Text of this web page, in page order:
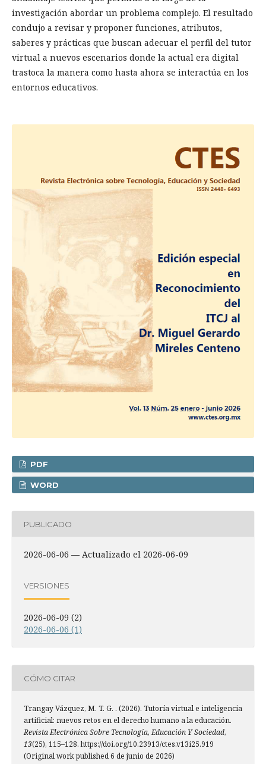
investigación abordar un problema complejo. El resultado
condujo a revisar y proponer funciones, atributos,
saberes y prácticas que buscan adecuar el perfil del tutor
virtual a nuevos escenarios donde la actual era digital
trastoca la manera como hasta ahora se interactúa en los
entornos educativos.
PDF
WORD
PUBLICADO
2026-06-06 — Actualizado el 2026-06-09
VERSIONES
2026-06-09 (2)
2026-06-06 (1)
CÓMO CITAR
Trangay Vázquez, M. T. G. . (2026). Tutoría virtual e inteligencia
artificial: nuevos retos en el derecho humano a la educación.
Revista Electrónica Sobre Tecnología, Educación Y Sociedad,
13(25), 115–128. https://doi.org/10.23913/ctes.v13i25.919
(Original work published 6 de junio de 2026)